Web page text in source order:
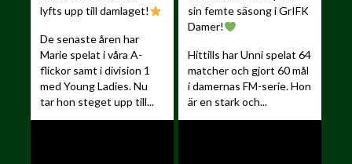
lyfts upp till damlaget!
De senaste åren har
Marie spelat i våra A-
flickor samt i division 1
med Young Ladies. Nu
tar hon steget upp till...
sin femte säsong i GrIFK
Damer!
Hittills har Unni spelat 64
matcher och gjort 60 mål
i damernas FM-serie. Hon
är en stark och...